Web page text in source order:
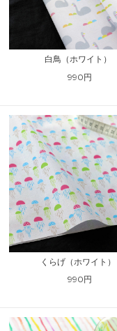
白鳥（ホワイト）
990円
くらげ（ホワイト）
990円